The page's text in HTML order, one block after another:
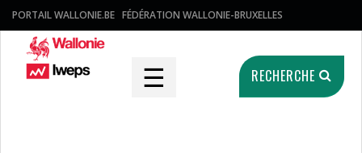
PORTAIL WALLONIE.BE FÉDÉRATION WALLONIE-BRUXELLES
☰ RECHERCHE